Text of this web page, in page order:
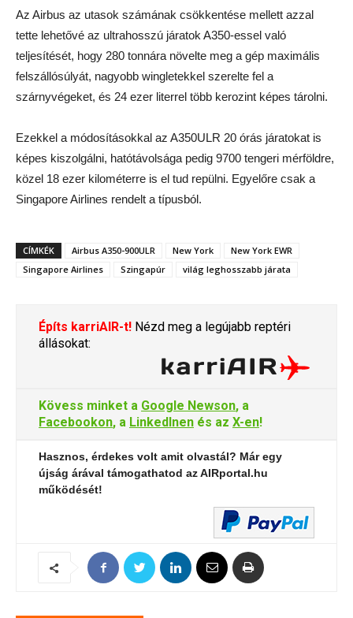
Az Airbus az utasok számának csökkentése mellett azzal
tette lehetővé az ultrahosszú járatok A350-essel való
teljesítését, hogy 280 tonnára növelte meg a gép maximális
felszállósúlyát, nagyobb wingletekkel szerelte fel a
szárnyvégeket, és 24 ezer literrel több kerozint képes tárolni.
Ezekkel a módosításokkal az A350ULR 20 órás járatokat is
képes kiszolgálni, hatótávolsága pedig 9700 tengeri mérföldre,
közel 18 ezer kilométerre is el tud repülni. Egyelőre csak a
Singapore Airlines rendelt a típusból.
CÍMKÉK Airbus A350-900ULR New York
New York EWR
Singapore Airlines
Szingapúr világ leghosszabb járata
Építs karriAIR-t! Nézd meg a legújabb reptéri
állásokat:
Kövess minket a Google Newson, a
Facebookon, a LinkedInen és az X-en!
Hasznos, érdekes volt amit olvastál? Már egy
újság árával támogathatod az AIRportal.hu
működését!